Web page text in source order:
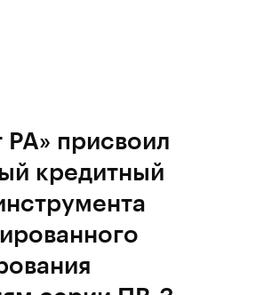
РА» присвоил
кредитный